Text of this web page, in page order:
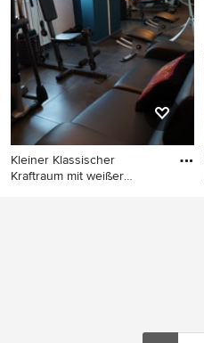
Kleiner Klassischer
Kraftraum mit weißer